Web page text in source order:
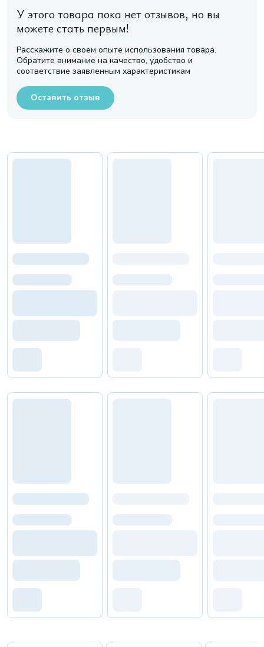
У этого товара пока нет отзывов, но вы
можете стать первым!
Расскажите о своем опыте использования товара.
Обратите внимание на качество, удобство и
соответствие заявленным характеристикам
Оставить отзыв